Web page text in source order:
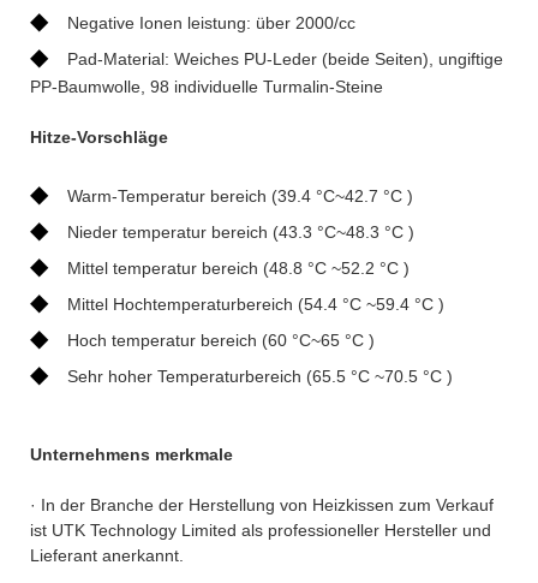
◆ Negative Ionen leistung: über 2000/cc
◆
Pad-Material: Weiches PU-Leder (beide Seiten), ungiftige
PP-Baumwolle, 98 individuelle Turmalin-Steine
Hitze-Vorschläge
◆ Warm-Temperatur bereich (39.4 °C~42.7 °C )
◆ Nieder temperatur bereich (43.3 °C~48.3 °C )
◆ Mittel temperatur bereich (48.8 °C ~52.2 °C )
◆ Mittel Hochtemperaturbereich (54.4 °C ~59.4 °C )
◆ Hoch temperatur bereich (60 °C~65 °C )
◆ Sehr hoher Temperaturbereich (65.5 °C ~70.5 °C )
Unternehmens merkmale
· In der Branche der Herstellung von Heizkissen zum Verkauf
ist UTK Technology Limited als professioneller Hersteller und
Lieferant anerkannt.